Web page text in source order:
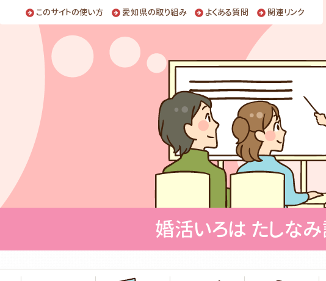
このサイトの使い方 愛知県の取り組み よくある質問 関連リンク
婚活いろは たしな
婚活いろは たしなみ講座婚活イベントレポート